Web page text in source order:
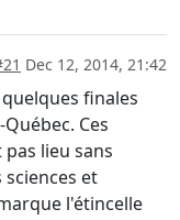
Dec 12, 2014, 21:42
finales
Ces
lieu sans
et
l'étincelle